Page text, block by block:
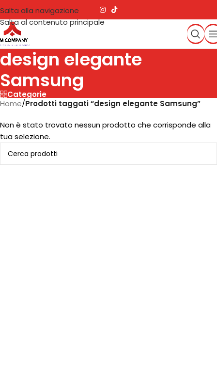
Salta alla navigazione
Salta al contenuto principale
design elegante
Samsung
Categorie
Home/Prodotti taggati “design elegante Samsung”
Non è stato trovato nessun prodotto che corrisponde alla
tua selezione.